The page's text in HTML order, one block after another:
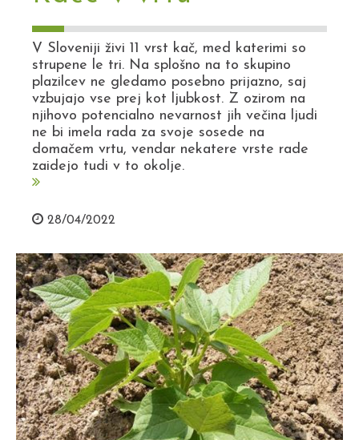
V Sloveniji živi 11 vrst kač, med katerimi so
strupene le tri. Na splošno na to skupino
plazilcev ne gledamo posebno prijazno, saj
vzbujajo vse prej kot ljubkost. Z ozirom na
njihovo potencialno nevarnost jih večina ljudi
ne bi imela rada za svoje sosede na
domačem vrtu, vendar nekatere vrste rade
zaidejo tudi v to okolje.
28/04/2022